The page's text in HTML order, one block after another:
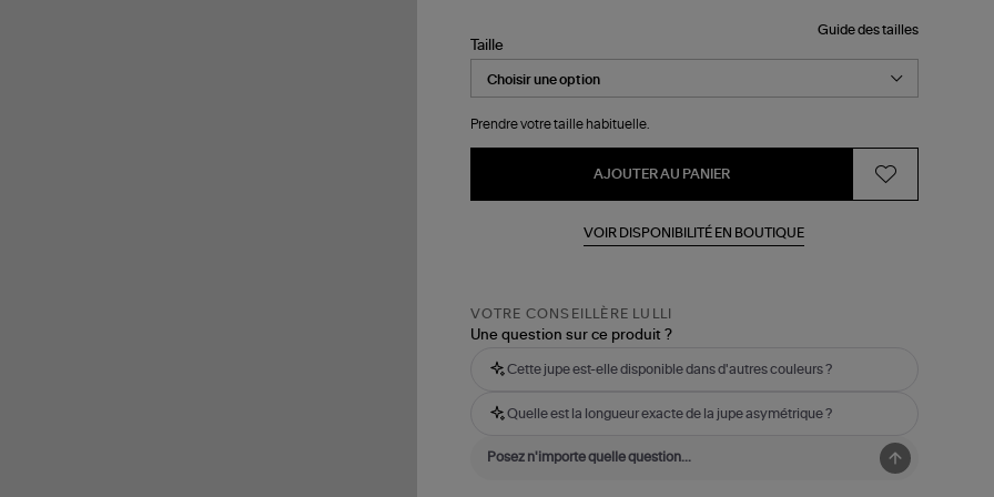
Guide des tailles
Taille
Prendre votre taille habituelle.
AJOUTER AU PANIER
VOIR DISPONIBILITÉ EN BOUTIQUE
VOTRE CONSEILLÈRE LULLI
Une question sur ce produit ?
Cette jupe est-elle disponible dans d'autres couleurs ?
Quelle est la longueur exacte de la jupe asymétrique ?